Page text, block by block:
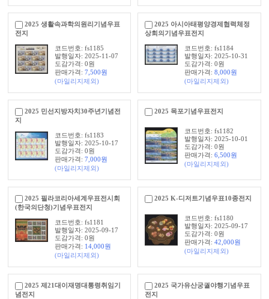
2025 생활속과학의원리기념우표
전지
코드번호: fs1185
발행일자: 2025-11-07
도감가격: 0원
판매가격: 7,500원
(마일리지제외)
2025 아시아태평양경제협력체정
상회의기념우표전지
코드번호: fs1184
발행일자: 2025-10-31
도감가격: 0원
판매가격: 8,000원
(마일리지제외)
2025 민선지방자치30주년기념전
지
코드번호: fs1183
발행일자: 2025-10-17
도감가격: 0원
판매가격: 7,000원
(마일리지제외)
2025 목포기념우표전지
코드번호: fs1182
발행일자: 2025-10-01
도감가격: 0원
판매가격: 6,500원
(마일리지제외)
2025 필라코리아세계우표전시회
(한국의단청)기념우표전지
코드번호: fs1181
발행일자: 2025-09-17
도감가격: 0원
판매가격: 14,000원
(마일리지제외)
2025 K-디저트기념우표10종전지
코드번호: fs1180
발행일자: 2025-09-17
도감가격: 0원
판매가격: 42,000원
(마일리지제외)
2025 제21대이재명대통령취임기
념전지
2025 국가유산궁궐야행기념우표
전지